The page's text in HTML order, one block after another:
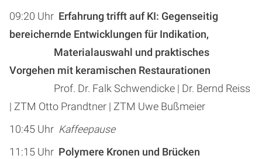
09:20 Uhr Erfahrung trifft auf KI: Gegenseitig
bereichernde Entwicklungen für Indikation,
Materialauswahl und praktisches
Vorgehen mit keramischen Restaurationen
Prof. Dr. Falk Schwendicke | Dr. Bernd Reiss
| ZTM Otto Prandtner | ZTM Uwe Bußmeier
10:45 Uhr Kaffeepause
11:15 Uhr Polymere Kronen und Brücken